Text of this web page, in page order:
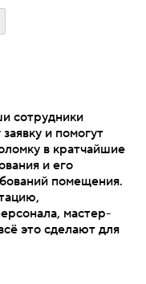
сотрудники
и помогут
в кратчайшие
и его
помещения.
мастер-
это сделают для